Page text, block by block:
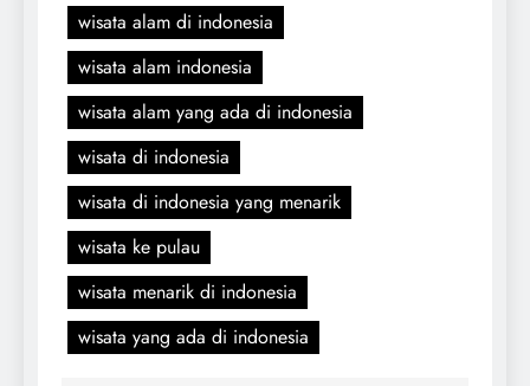
wisata alam di indonesia
wisata alam indonesia
wisata alam yang ada di indonesia
wisata di indonesia
wisata di indonesia yang menarik
wisata ke pulau
wisata menarik di indonesia
wisata yang ada di indonesia